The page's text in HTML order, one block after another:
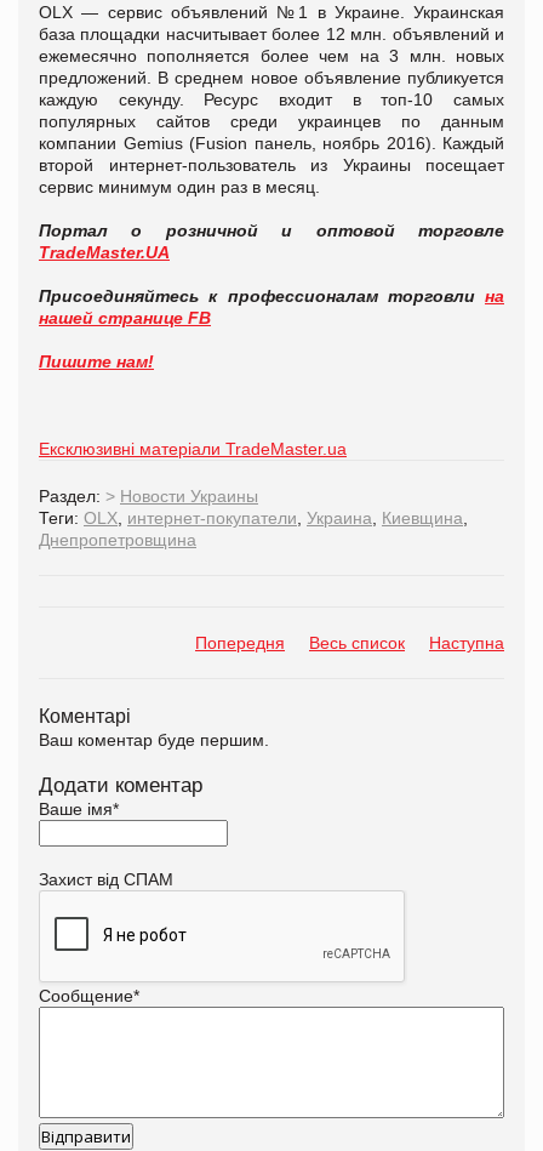
OLX — сервис объявлений №1 в Украине. Украинская
база площадки насчитывает более 12 млн. объявлений и
ежемесячно пополняется более чем на 3 млн. новых
предложений. В среднем новое объявление публикуется
каждую секунду. Ресурс входит в топ-10 самых
популярных сайтов среди украинцев по данным
компании Gemius (Fusion панель, ноябрь 2016). Каждый
второй интернет-пользователь из Украины посещает
сервис минимум один раз в месяц.
Портал о розничной и оптовой торговле
TradeMaster.UA
Присоединяйтесь к профессионалам торговли на
нашей странице FB
Пишите нам!
Ексклюзивні матеріали TradeMaster.ua
Раздел: > Новости Украины
Теги: OLX интернет-покупатели Украина Киевщина
Днепропетровщина
Попередня Весь список Наступна
Коментарі
Ваш коментар буде першим.
Додати коментар
Ваше імя*
Захист від СПАМ
Сообщение*